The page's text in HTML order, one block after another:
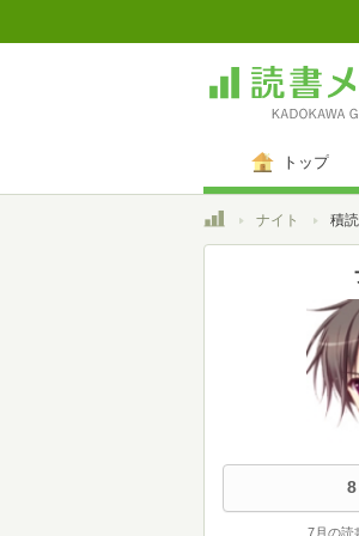
トップ
トップナイト 積
8
7月の読